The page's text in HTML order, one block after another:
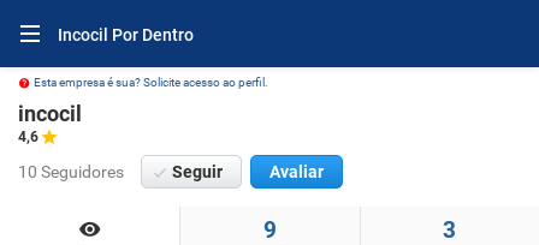
Incocil Por Dentro
Esta empresa é sua? Solicite acesso ao perfil.
incocil
4,6
10 Seguidores Seguir Avaliar
9 3